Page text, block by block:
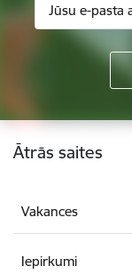
Kājene
Ātrās saites
Vakances
Iepirkumi